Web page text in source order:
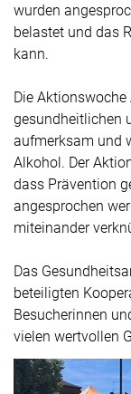
wurden
belastet und das
kann.
Die
gesundheitlichen
aufmerksam und
Alkohol. Der
dass Prävention
angesprochen
miteinander
Das
beteiligten
Besucherinnen
vielen wertvollen